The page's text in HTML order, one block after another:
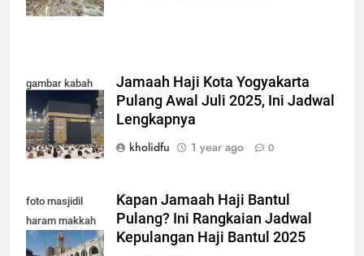
gambar kabah
terbaru 2025
Jamaah Haji Kota Yogyakarta
Pulang Awal Juli 2025, Ini Jadwal
Lengkapnya
kholidfu
1 year ago 0
foto masjidil
haram makkah
terbaru
Kapan Jamaah Haji Bantul
Pulang? Ini Rangkaian Jadwal
Kepulangan Haji Bantul 2025